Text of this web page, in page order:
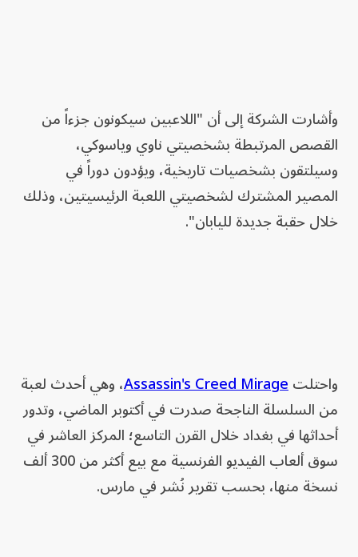
وأشارت الشركة إلى أن "اللاعبين سيكونون جزءاً من
القصص المرتبطة بشخصيتي ناوي وياسوكي،
وسيلتقون بشخصيات تاريخية، ويؤدون دوراً في
المصير المشترك لشخصيتي اللعبة الرئيسيتين، وذلك
خلال حقبة جديدة لليابان".
واحتلتAssassin's Creed Mirage، وهي أحدث لعبة
من السلسلة الناجحة صدرت في أكتوبر الماضي، وتدور
أحداثها في بغداد خلال القرن التاسع؛ المركز العاشر في
سوق ألعاب الفيديو الفرنسية مع بيع أكثر من 300 ألف
نسخة منها، بحسب تقرير نُشر في مارس.